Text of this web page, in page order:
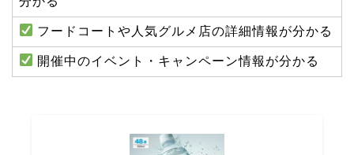
フードコートや人気グルメ店の詳細情報が分かる
開催中のイベント・キャンペーン情報が分かる